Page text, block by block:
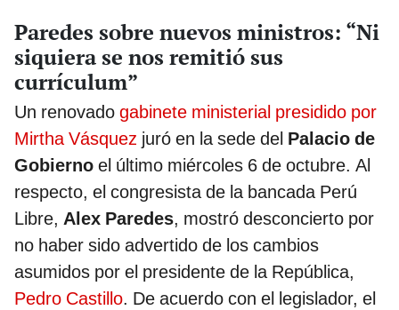
Paredes sobre nuevos ministros: “Ni
siquiera se nos remitió sus
currículum”
Un renovado gabinete ministerial presidido por
Mirtha Vásquez juró en la sede del Palacio de
Gobierno el último miércoles 6 de octubre. Al
respecto, el congresista de la bancada Perú
Libre, Alex Paredes, mostró desconcierto por
no haber sido advertido de los cambios
asumidos por el presidente de la República,
Pedro Castillo. De acuerdo con el legislador, el